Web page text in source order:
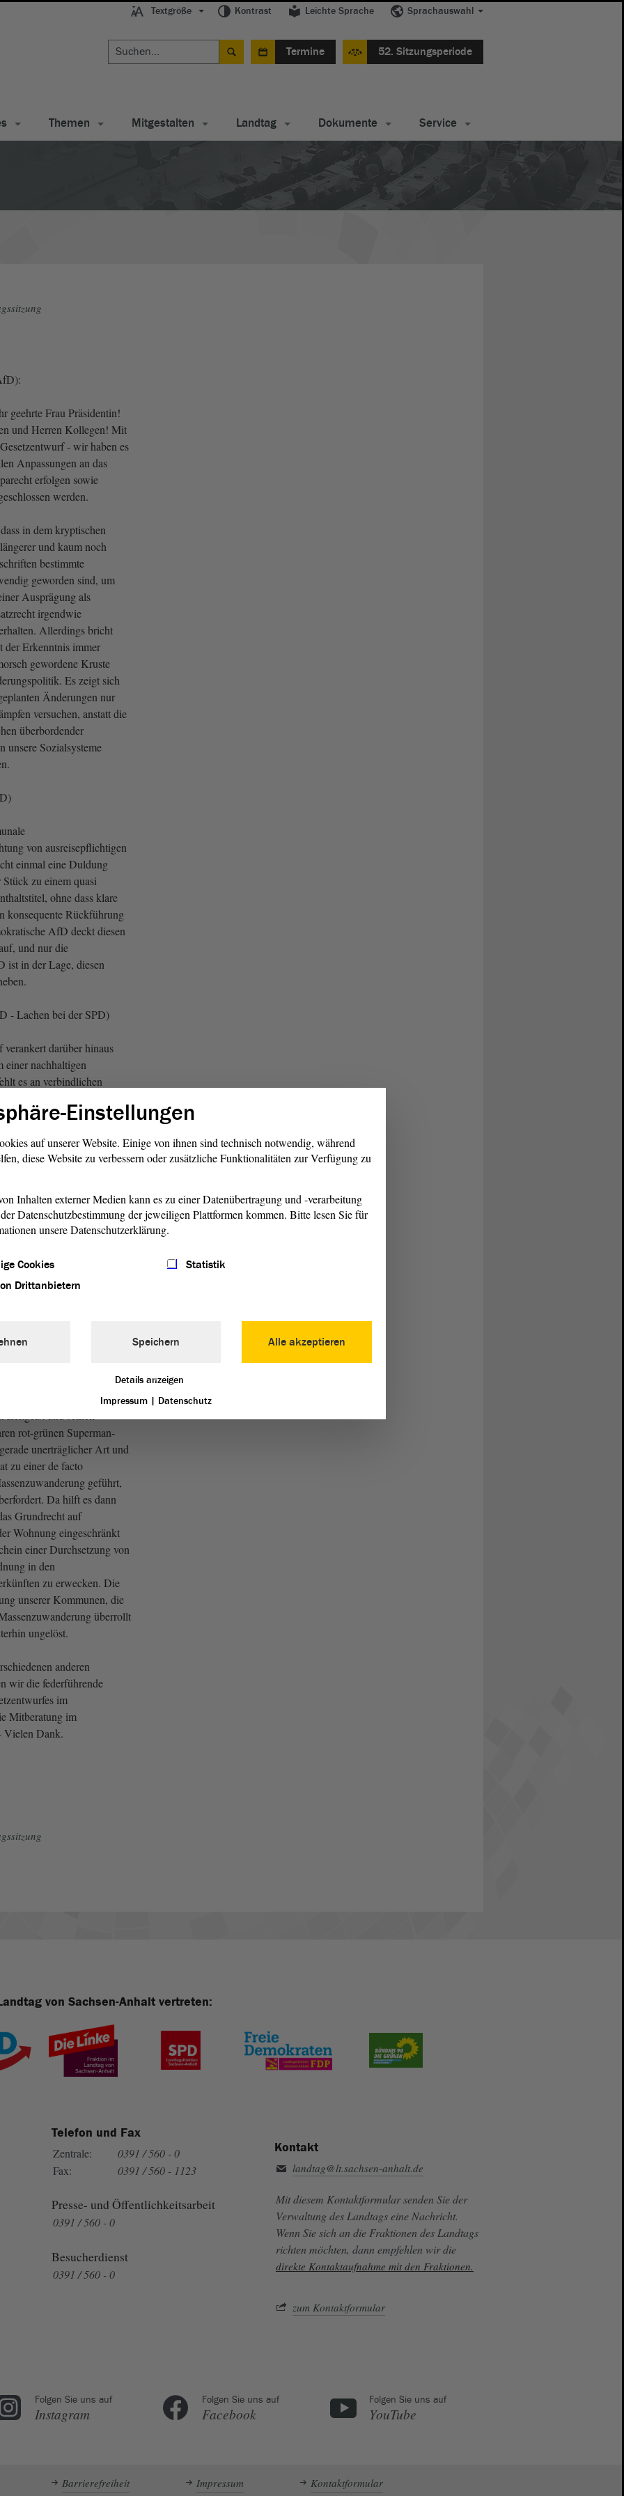
Textgröße Kontrast Leichte Sprache Sprachauswahl
Termine 52. Sitzungsperiode
Themen Mitgestalten Landtag Dokumente Service
geehrte Frau Präsidentin!
und Herren Kollegen! Mit
- wir haben es
Anpassungen an das
erfolgen sowie
werden.
in dem kryptischen
und kaum noch
bestimmte
geworden sind, um
Ausprägung als
irgendwie
Allerdings bricht
der Erkenntnis immer
gewordene Kruste
Es zeigt sich
Änderungen nur
versuchen, anstatt die
überbordender
unsere Sozialsysteme
von ausreisepflichtigen
einmal eine Duldung
zu einem quasi
ohne dass klare
konsequente Rückführung
AfD deckt diesen
und nur die
ist in der Lage, diesen
- Lachen bei der SPD)
darüber hinaus
einer nachhaltigen
es an verbindlichen
um diese auch
Ganz unabhängig
ein Blick in die sich immer
Sicherheitslage im Land
auch deutlich vor
Integration im
tatsächlich nicht mehr ist
derer, die diese lieber vor
als sich ihr zu stellen.
ja Staatsdoktrin zu
Asylpolitik der
einer nach links
CDU,
CDU: Na aber hallo!)
und seinen
rot-grünen Superman-
unerträglicher Art und
zu einer de facto
geführt,
Da hilft es dann
Grundrecht auf
Wohnung eingeschränkt
einer Durchsetzung von
in den
zu erwecken. Die
unserer Kommunen, die
überrollt
ungelöst.
anderen
wir die federführende
im
Mitberatung im
Vielen Dank.
von Sachsen-Anhalt vertreten:
Telefon und Fax
Zentrale:
0391 / 560 - 0
Fax:
0391 / 560 - 1123
Presse- und Öffentlichkeitsarbeit
0391 / 560 - 0
Besucherdienst
0391 / 560 - 0
Kontakt
landtag@lt.sachsen-anhalt.de
Mit diesem Kontaktformular senden Sie der
Verwaltung des Landtags eine Nachricht.
Wenn Sie sich an die Fraktionen des Landtags
richten möchten, dann empfehlen wir die
direkte Kontaktaufnahme mit den Fraktionen.
zum Kontaktformular
Folgen Sie uns auf
Instagram
Folgen Sie uns auf
Facebook
Folgen Sie uns auf
YouTube
Barrierefreiheit Impressum Kontaktformular
Einstellungen
auf unserer Website. Einige von ihnen sind technisch notwendig, während
diese Website zu verbessern oder zusätzliche Funktionalitäten zur Verfügung zu
Inhalten externer Medien kann es zu einer Datenübertragung und -verarbeitung
Datenschutzbestimmung der jeweiligen Plattformen kommen. Bitte lesen Sie für
unsere Datenschutzerklärung.
Cookies
Statistik
Drittanbietern
Alle akzeptieren
Speichern
Details anzeigen
Impressum | Datenschutz